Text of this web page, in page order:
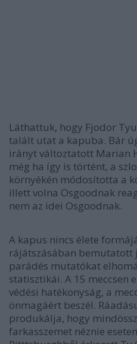
Láthattuk, hogy Fjodor
talált utat a kapuba. Bár
irányt változtatott Marian
még ha így is történt, a
környékén módosította a
illett volna Osgoodnak
nem az idei Osgoodnak.
A kapus nincs élete
rájátszásában bemutatott
parádés mutatókat
statisztikái. A 15 meccsen
védési hatékonyság, a
önmagáért beszél.
produkálja, hogy
farkasszemet néznie